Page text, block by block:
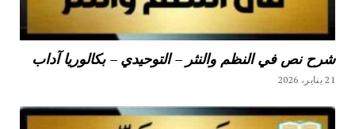
شرح نص في النظم والنثر – التوحيدي – بكالوريا آداب
21 يناير، 2026